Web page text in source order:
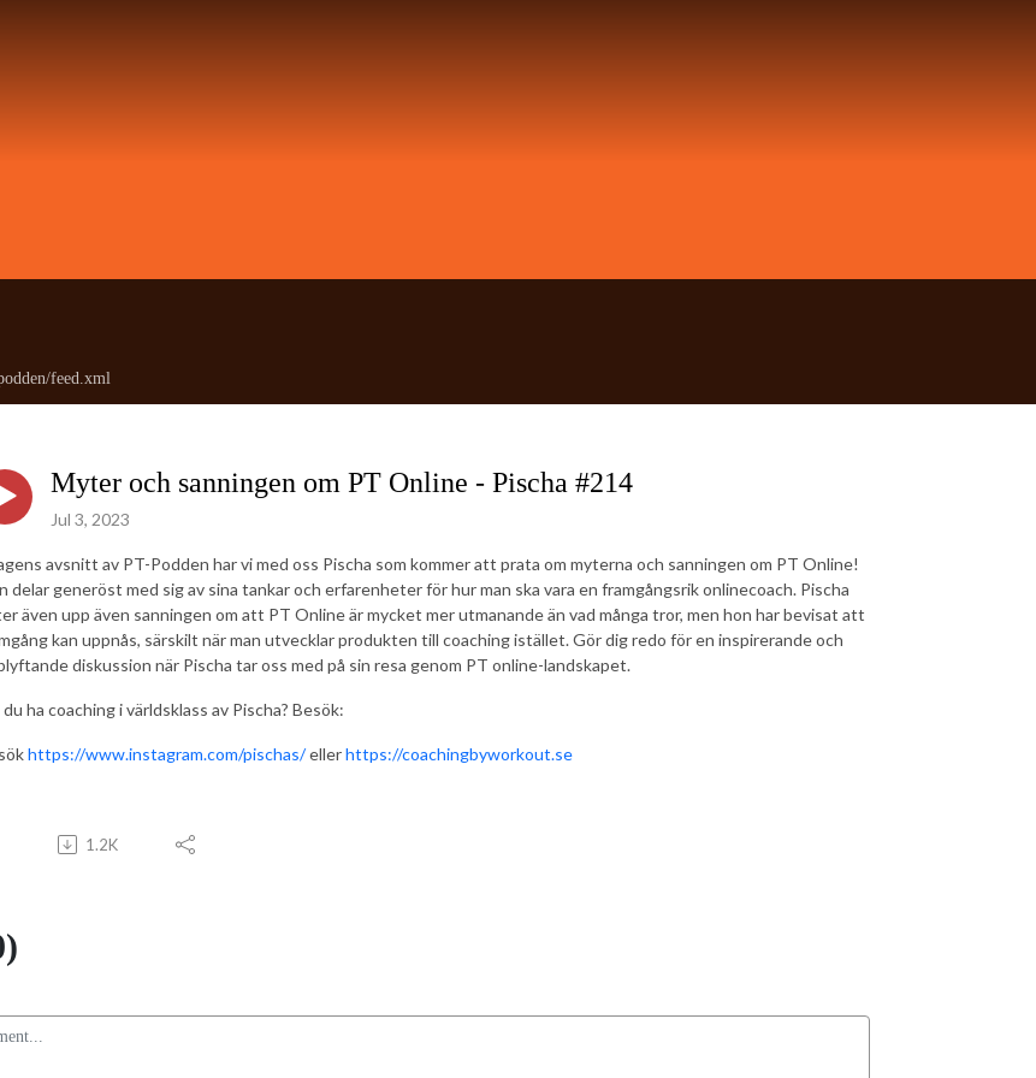
feed.xml
Myter och sanningen om PT Online - Pischa #214
Jul 3, 2023
avsnitt av PT-Podden har vi med oss Pischa som kommer att prata om myterna och sanningen om PT Online!
delar generöst med sig av sina tankar och erfarenheter för hur man ska vara en framgångsrik onlinecoach. Pischa
även upp även sanningen om att PT Online är mycket mer utmanande än vad många tror, men hon har bevisat att
kan uppnås, särskilt när man utvecklar produkten till coaching istället. Gör dig redo för en inspirerande och
diskussion när Pischa tar oss med på sin resa genom PT online-landskapet.
ha coaching i världsklass av Pischa? Besök:
https://www.instagram.com/pischas/ellerhttps://coachingbyworkout.se
1.2K